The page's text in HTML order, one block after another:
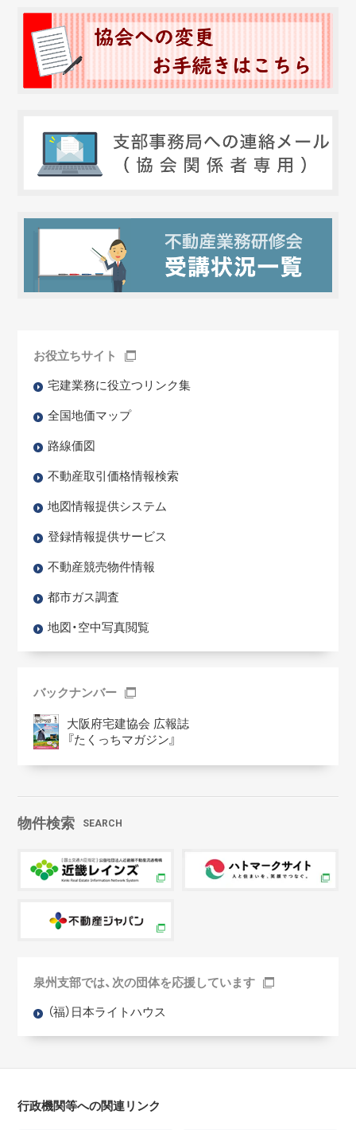
お役立ちサイト
宅建業務に役立つリンク集
全国地価マップ
路線価図
不動産取引価格情報検索
地図情報提供システム
登録情報提供サービス
不動産競売物件情報
都市ガス調査
地図・空中写真閲覧
バックナンバー
大阪府宅建協会 広報誌
『たくっちマガジン』
物件検索 SEARCH
泉州支部では、次の団体を応援しています
（福）日本ライトハウス
行政機関等への関連リンク